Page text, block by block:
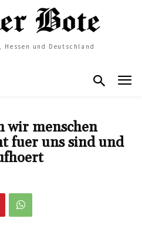
und Deutschland
wir menschen
fuer uns sind und